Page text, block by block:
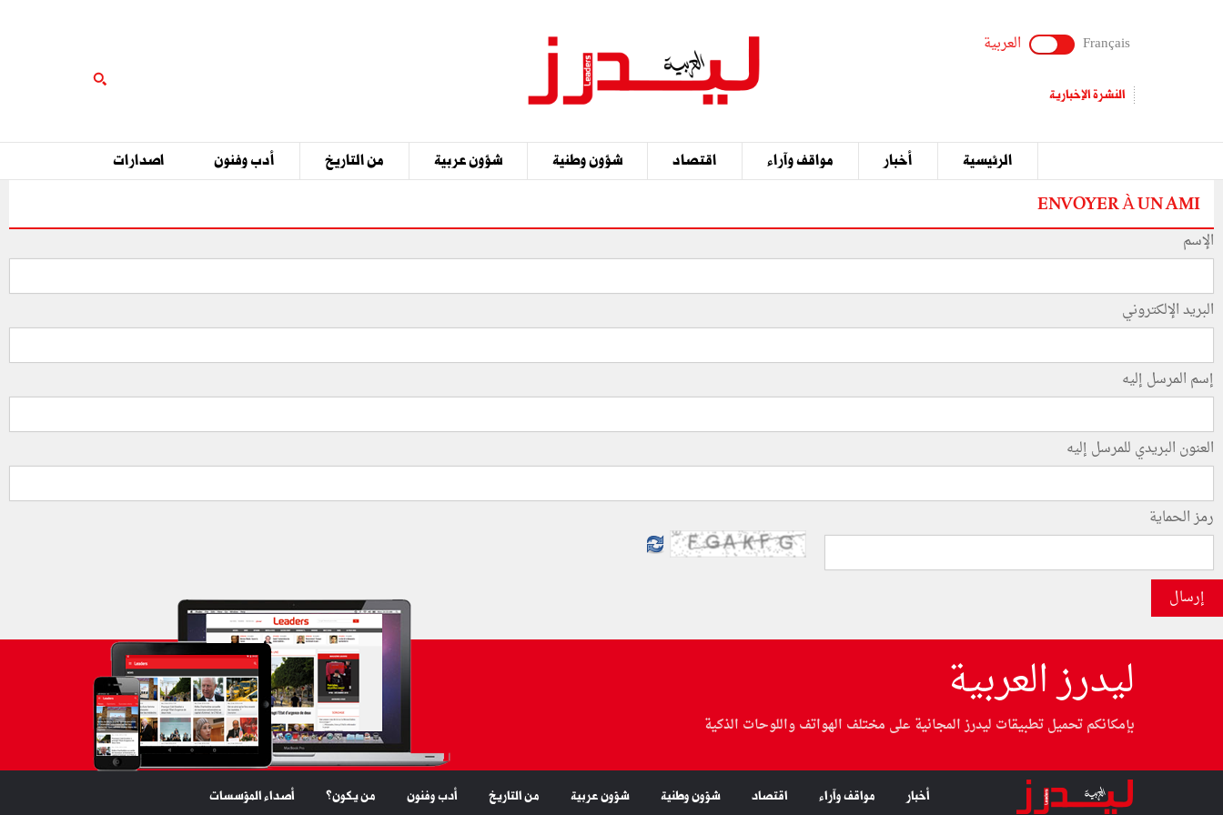
Français العربية
النشرة الإخبارية
الرئيسية أخبار مواقف وآراء اقتصاد شؤون وطنية شؤون عربية من التاريخ أدب وفنون اصدارات
ENVOYER À UN AMI
الإسم
البريد الإلكتروني
إسم المرسل إليه
العنون البريدي للمرسل إليه
رمز الحماية
إرسال
ليدرز العربية
بإمكانكم تحميل تطبيقات ليدرز المجانية على مختلف الهواتف واللوحات الذكية
أخبار مواقف وآراء اقتصاد شؤون وطنية شؤون عربية من التاريخ أدب وفنون من يكون؟ أصداء المؤسسات